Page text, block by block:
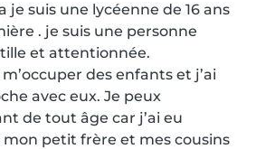
je suis une lycéenne de 16 ans
. je suis une personne
et attentionnée.
des enfants et j’ai
avec eux. Je peux
de tout âge car j’ai eu
mon petit frère et mes cousins